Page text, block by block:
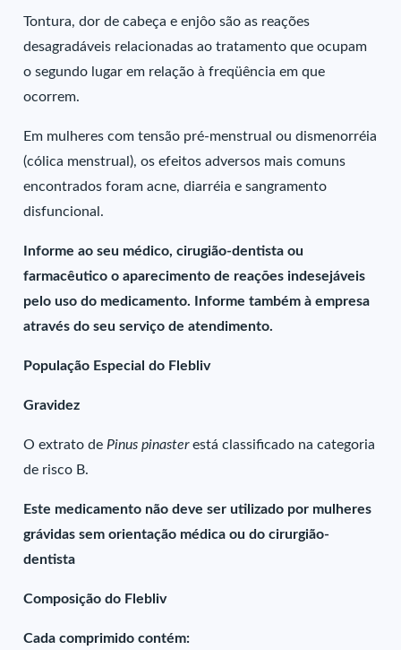
Tontura, dor de cabeça e enjôo são as reações
desagradáveis relacionadas ao tratamento que ocupam
o segundo lugar em relação à freqüência em que
ocorrem.
Em mulheres com tensão pré-menstrual ou dismenorréia
(cólica menstrual), os efeitos adversos mais comuns
encontrados foram acne, diarréia e sangramento
disfuncional.
Informe ao seu médico, cirugião-dentista ou
farmacêutico o aparecimento de reações indesejáveis
pelo uso do medicamento. Informe também à empresa
através do seu serviço de atendimento.
População Especial do Flebliv
Gravidez
O extrato de Pinus pinasterestá classificado na categoria
de risco B.
Este medicamento não deve ser utilizado por mulheres
grávidas sem orientação médica ou do cirurgião-
dentista
Composição do Flebliv
Cada comprimido contém: